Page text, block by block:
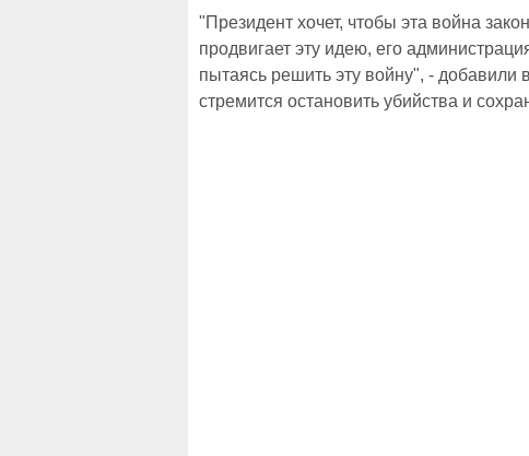
"Президент хочет, чтобы эта война
продвигает эту идею, его
пытаясь решить эту войну", -
стремится остановить убийства и